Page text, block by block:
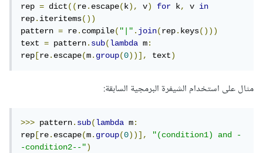
rep = dict((re.escape(k), v) for k, v in
rep.iteritems())
pattern = re.compile("|".join(rep.keys()))
text = pattern.sub(lambda m:
rep [re.escape(m.group(0))], text)
مثال على استخدام الشيفرة البرمجية السابقة:
>>> pattern.sub(lambda m:
rep [re.escape(m.group(0))],
"(condition1) and -
-condition2--")